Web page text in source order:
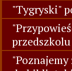
"Tygryski"
przedszkolu